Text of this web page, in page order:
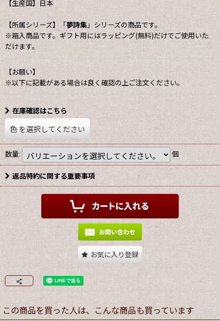
【生産国】日本
【所属シリーズ】「夢詩集 」シリーズの商品です。
※箱入商品です。ギフト用にはラッピング(無料)だけでご使用いた
だけます。
【お願い】
※以下に記載がある場合は良く確認の上ご注文ください。
在庫確認はこちら
色を選択してください
数量: 個
返品特約に関する重要事項
お気に入り登録
この商品を買った人は、こんな商品も買っています